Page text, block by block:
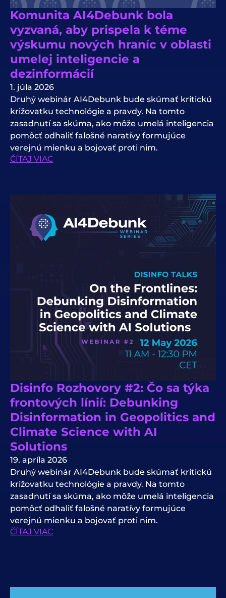
Komunita AI4Debunk bola
vyzvaná, aby prispela k téme
výskumu nových hraníc v oblasti
umelej inteligencie a
dezinformácií
1. júla 2026
Druhý webinár AI4Debunk bude skúmať kritickú
križovatku technológie a pravdy. Na tomto
zasadnutí sa skúma, ako môže umelá inteligencia
pomôcť odhaliť falošné naratívy formujúce
verejnú mienku a bojovať proti nim.
ČÍTAJ VIAC
Disinfo Rozhovory #2: Čo sa týka
frontových línií: Debunking
Disinformation in Geopolitics and
Climate Science with AI
Solutions
19. apríla 2026
Druhý webinár AI4Debunk bude skúmať kritickú
križovatku technológie a pravdy. Na tomto
zasadnutí sa skúma, ako môže umelá inteligencia
pomôcť odhaliť falošné naratívy formujúce
verejnú mienku a bojovať proti nim.
ČÍTAJ VIAC